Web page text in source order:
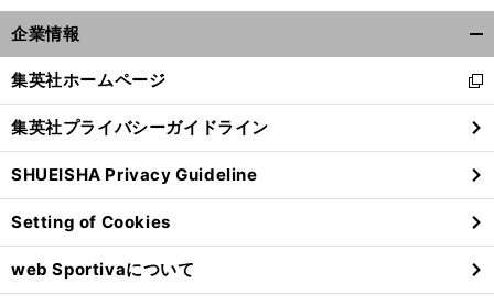
企業情報
閉
る
集英社ホームページ
新
し
い
ウ
ィ
ン
ド
ウ
で
開
集英社プライバシーガイドライン
SHUEISHA Privacy Guideline
Setting of Cookies
web Sportivaについて